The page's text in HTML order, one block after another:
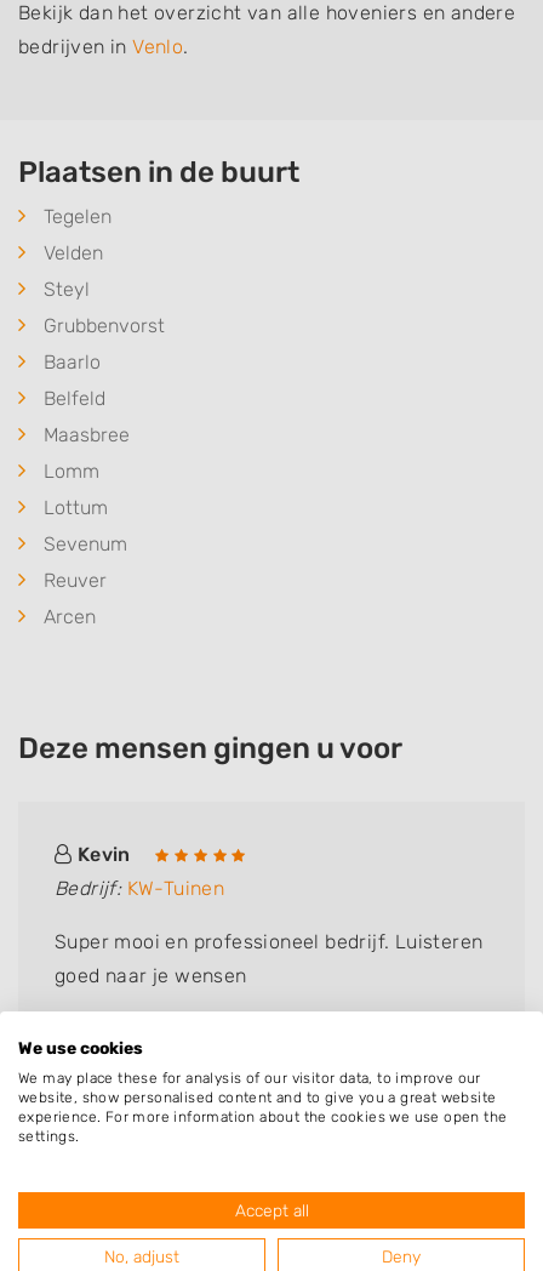
Bekijk dan het overzicht van alle hoveniers en andere
bedrijven inVenlo.
Plaatsen in de buurt
Tegelen
Velden
Steyl
Grubbenvorst
Baarlo
Belfeld
Maasbree
Lomm
Lottum
Sevenum
Reuver
Arcen
Deze mensen gingen u voor
Kevin
Bedrijf: KW-Tuinen
Super mooi en professioneel bedrijf. Luisteren
goed naar je wensen
Resultaten van hoveniers uit de
regio Venlo met specialisatie
beschoeiing & damwand
We use cookies
We may place these for analysis of our visitor data, to improve our
website, show personalised content and to give you a great website
experience. For more information about the cookies we use open the
settings.
Accept all
No, adjust Deny